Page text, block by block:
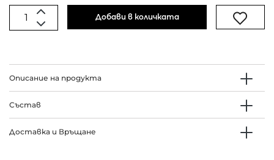
Добави в количката
Описание на продукта
Състав
Доставка и Връщане